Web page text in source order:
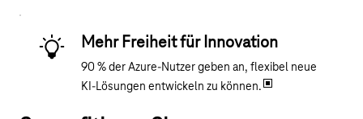
Mehr Freiheit für Innovation
90 % der Azure-Nutzer geben an, flexibel neue
KI-Lösungen entwickeln zu können.